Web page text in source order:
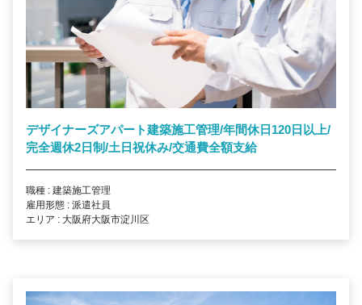
デザイナーズアパート建築施工管理/年間休日120日以上/
完全週休2日制/土日祝休み/交通費全額支給
職種 : 建築施工管理
雇用形態 : 派遣社員
エリア : 大阪府大阪市淀川区